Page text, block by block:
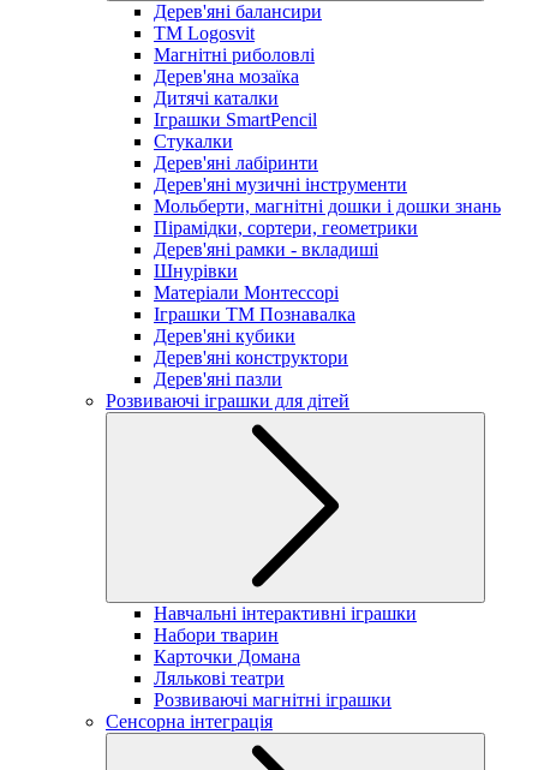
Дерев'яні балансири
TM Logosvit
Магнітні риболовлі
Дерев'яна мозаїка
Дитячі каталки
Іграшки SmartPencil
Стукалки
Дерев'яні лабіринти
Дерев'яні музичні інструменти
Мольберти, магнітні дошки і дошки знань
Пірамідки, сортери, геометрики
Дерев'яні рамки - вкладиші
Шнурівки
Матеріали Монтессорі
Іграшки ТМ Познавалка
Дерев'яні кубики
Дерев'яні конструктори
Дерев'яні пазли
Розвиваючі іграшки для дітей
Навчальні інтерактивні іграшки
Набори тварин
Карточки Домана
Лялькові театри
Розвиваючі магнітні іграшки
Сенсорна інтеграція